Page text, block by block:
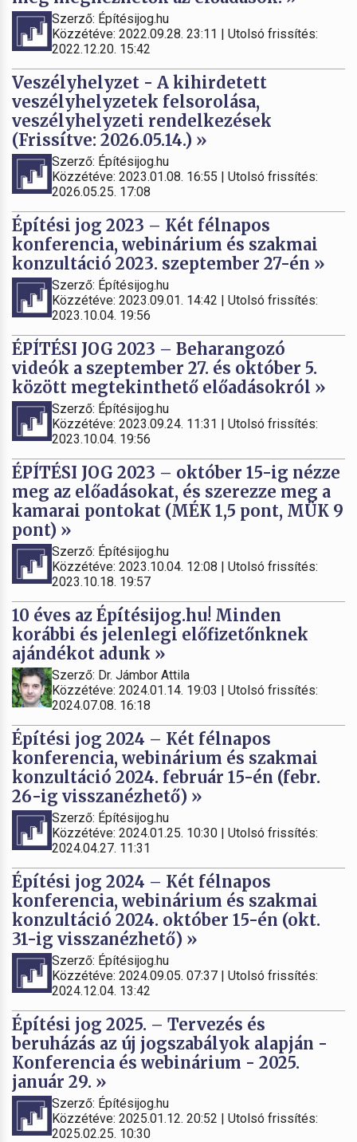
Szerző: Építésijog.hu
Közzétéve: 2022.09.28. 23:11 | Utolsó frissítés:
2022.12.20. 15:42
Veszélyhelyzet - A kihirdetett
veszélyhelyzetek felsorolása,
veszélyhelyzeti rendelkezések
(Frissítve: 2026.05.14.) »
Szerző: Építésijog.hu
Közzétéve: 2023.01.08. 16:55 | Utolsó frissítés:
2026.05.25. 17:08
Építési jog 2023 – Két félnapos
konferencia, webinárium és szakmai
konzultáció 2023. szeptember 27-én »
Szerző: Építésijog.hu
Közzétéve: 2023.09.01. 14:42 | Utolsó frissítés:
2023.10.04. 19:56
ÉPÍTÉSI JOG 2023 – Beharangozó
videók a szeptember 27. és október 5.
között megtekinthető előadásokról »
Szerző: Építésijog.hu
Közzétéve: 2023.09.24. 11:31 | Utolsó frissítés:
2023.10.04. 19:56
ÉPÍTÉSI JOG 2023 – október 15-ig nézze
meg az előadásokat, és szerezze meg a
kamarai pontokat (MÉK 1,5 pont, MÜK 9
pont) »
Szerző: Építésijog.hu
Közzétéve: 2023.10.04. 12:08 | Utolsó frissítés:
2023.10.18. 19:57
10 éves az Építésijog.hu! Minden
korábbi és jelenlegi előfizetőnknek
ajándékot adunk »
Szerző: Dr. Jámbor Attila
Közzétéve: 2024.01.14. 19:03 | Utolsó frissítés:
2024.07.08. 16:18
Építési jog 2024 – Két félnapos
konferencia, webinárium és szakmai
konzultáció 2024. február 15-én (febr.
26-ig visszanézhető) »
Szerző: Építésijog.hu
Közzétéve: 2024.01.25. 10:30 | Utolsó frissítés:
2024.04.27. 11:31
Építési jog 2024 – Két félnapos
konferencia, webinárium és szakmai
konzultáció 2024. október 15-én (okt.
31-ig visszanézhető) »
Szerző: Építésijog.hu
Közzétéve: 2024.09.05. 07:37 | Utolsó frissítés:
2024.12.04. 13:42
Építési jog 2025. – Tervezés és
beruházás az új jogszabályok alapján -
Konferencia és webinárium - 2025.
január 29. »
Szerző: Építésijog.hu
Közzétéve: 2025.01.12. 20:52 | Utolsó frissítés:
2025.02.25. 10:30